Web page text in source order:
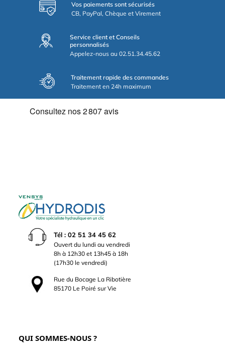
Vos paiements sont sécurisés
CB, PayPal, Chèque et Virement
Service client et Conseils
personnalisés
Appelez-nous au 02.51.34.45.62
Traitement rapide des commandes
Traitement en 24h maximum
Tél : 02 51 34 45 62
Ouvert du lundi au vendredi
8h à 12h30 et 13h45 à 18h
(17h30 le vendredi)
Rue du Bocage La Ribotière
85170 Le Poiré sur Vie
QUI SOMMES-NOUS ?